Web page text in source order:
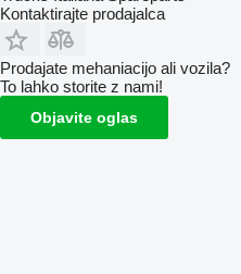
Kontaktirajte prodajalca
Prodajate mehaniacijo ali vozila?
To lahko storite z nami!
Objavite oglas